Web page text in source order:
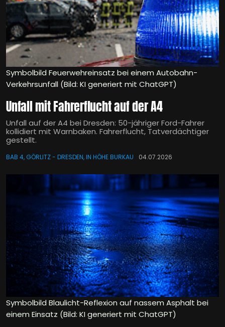
Symbolbild Feuerwehreinsatz bei einem Autobahn-
Verkehrsunfall (Bild: KI generiert mit ChatGPT)
Unfall mit Fahrerflucht auf der A4
Unfall auf der A4 bei Dresden: 50-jähriger Ford-Fahrer
kollidiert mit Warnbaken. Fahrerflucht, Tatverdächtiger
gestellt.
BAB 4, GÖRLITZ - DRESDEN, IN HÖHE BURKAU 04.07.2026
Symbolbild Blaulicht-Reflexion auf nassem Asphalt bei
einem Einsatz (Bild: KI generiert mit ChatGPT)